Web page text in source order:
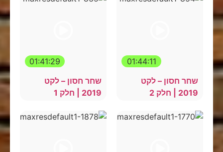
01:44:11
שחר חסון – לקט
2019 | חלק 2
01:41:29
שחר חסון – לקט
2019 | חלק 1